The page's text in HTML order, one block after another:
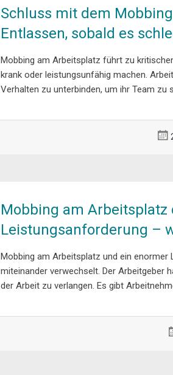
Schluss mit dem
Entlassen, sobald es
Mobbing am Arbeitsplatz führt zu
krank oder leistungsunfähig machen.
Verhalten zu unterbinden, um ihr Team zu
Mobbing am Arbeitsplatz
Leistungsanforderung –
Mobbing am Arbeitsplatz und ein
miteinander verwechselt. Der Arbeitgeber
der Arbeit zu verlangen. Es gibt